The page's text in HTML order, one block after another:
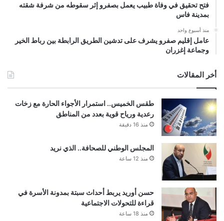
فتح تحقيق في وفاة طبيب يعمل بصفرو إثر سقوطه من شرفة شقته
بمدينة فاس
منذ أسبوع واحد
عامل إقليم صفرو يشرف على تدشين الطريق الرابطة بين رباط الخير
وجماعة إغزران
أخر المقالات
طقس الخميس.. استمرار الأجواء الحارة مع زخات
رعدية ورياح قوية بعدد من المناطق
منذ 16 دقيقة
المجلس الوطني للصحافة.. الذي نريد
منذ 12 ساعة
حسن أوريد يربط أحداث سبتة بمدونة الأسرة في
قراءة للتحولات الاجتماعية
منذ 18 ساعة